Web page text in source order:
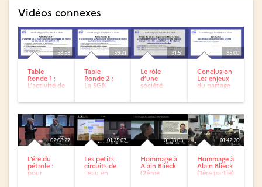
Vidéos connexes
58:53
Table
Ronde 1 :
L’activité de
du...
59:21
Table
Ronde 2 :
La SGN
31:51
Le rôle
d’une
société
savoirs et...
35:00
Conclusion
Les enjeux
du partage
02:08:27
L’ére du
pétrole :
pour
01:25:07
Les petits
circuits de
l'eau en
01:58:03
Hommage à
Alain Blieck
(2ème
01:42:20
Hommage à
Alain Blieck
(1ère partie)